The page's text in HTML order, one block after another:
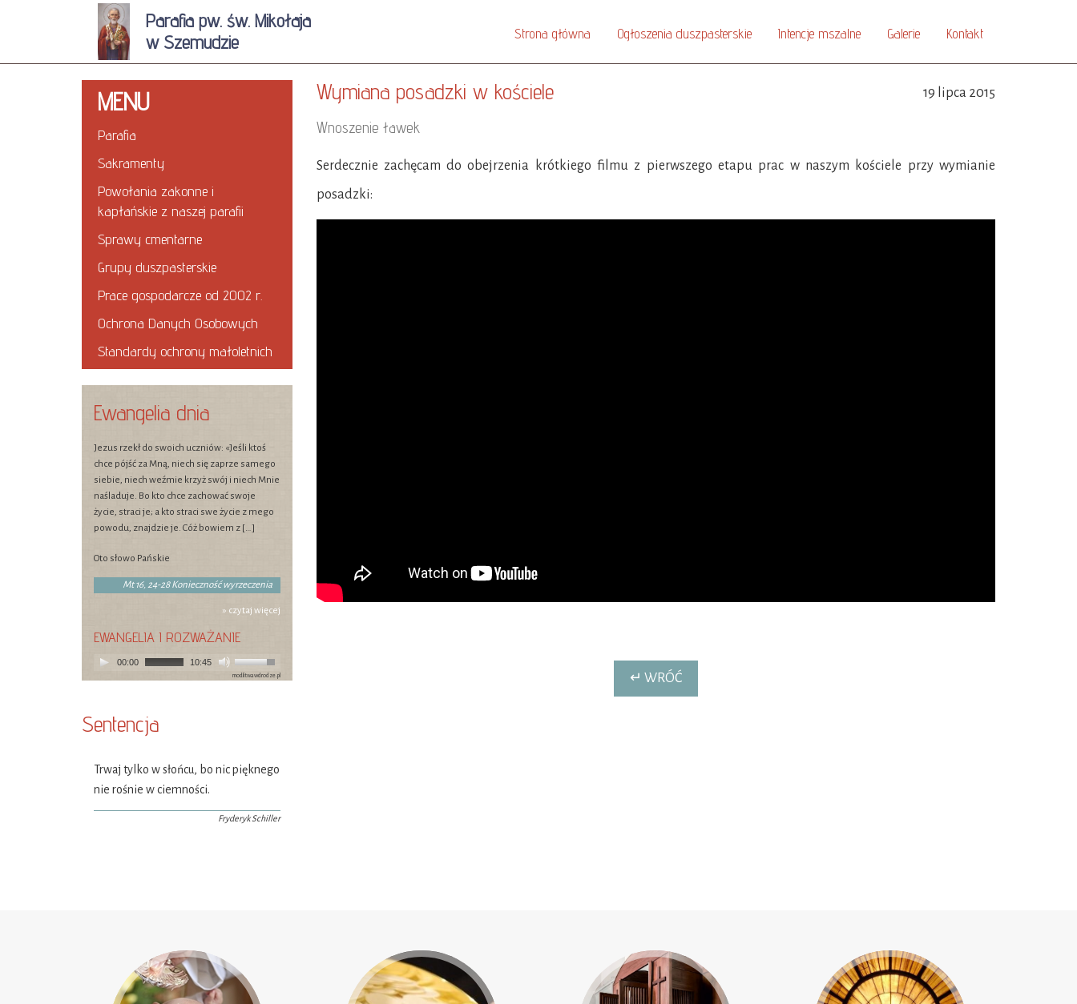
Parafia pw. św. Mikołaja
w Szemudzie
Strona główna Ogłoszenia duszpasterskie Intencje mszalne Galerie Kontakt
MENU
Parafia
Sakramenty
Powołania zakonne i
kapłańskie z naszej parafii
Sprawy cmentarne
Grupy duszpasterskie
Prace gospodarcze od 2002 r.
Ochrona Danych Osobowych
Standardy ochrony małoletnich
Ewangelia dnia
Jezus rzekł do swoich uczniów: «Jeśli ktoś
chce pójść za Mną, niech się zaprze samego
siebie, niech weźmie krzyż swój i niech Mnie
naśladuje. Bo kto chce zachować swoje
życie, straci je; a kto straci swe życie z mego
powodu, znajdzie je. Cóż bowiem z […]
Oto słowo Pańskie
Mt 16, 24-28 Konieczność wyrzeczenia
» czytaj więcej
EWANGELIA I ROZWAŻANIE
00:00 10:45
modlitwawdrodze.pl
Sentencja
Trwaj tylko w słońcu, bo nic pięknego
nie rośnie w ciemności.
Fryderyk Schiller
19 lipca 2015
Wymiana posadzki w kościele
Wnoszenie ławek
Serdecznie zachęcam do obejrzenia krótkiego filmu z pierwszego etapu prac w naszym kościele przy wymianie
posadzki:
↵ WRÓĆ